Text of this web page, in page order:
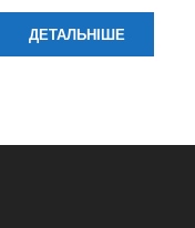
ДЕТАЛЬНІШЕ